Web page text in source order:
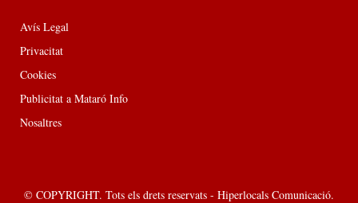
Avís Legal
Privacitat
Cookies
Publicitat a Mataró Info
Nosaltres
© COPYRIGHT. Tots els drets reservats - Hiperlocals Comunicació.